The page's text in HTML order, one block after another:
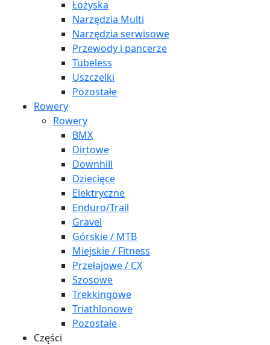
Łożyska
Narzędzia Multi
Narzędzia serwisowe
Przewody i pancerze
Tubeless
Uszczelki
Pozostałe
Rowery
Rowery
BMX
Dirtowe
Downhill
Dziecięce
Elektryczne
Enduro/Trail
Gravel
Górskie / MTB
Miejskie / Fitness
Przełajowe / CX
Szosowe
Trekkingowe
Triathlonowe
Pozostałe
Części